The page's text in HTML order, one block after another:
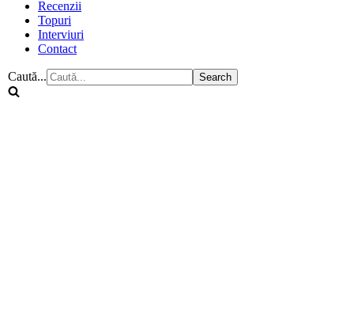
Recenzii
Topuri
Interviuri
Contact
Caută...